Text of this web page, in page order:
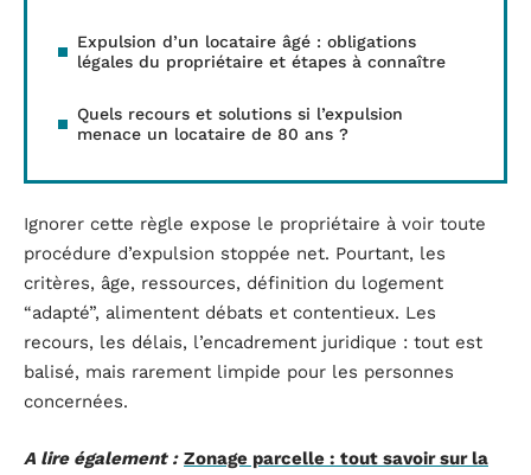
Expulsion d’un locataire âgé : obligations
légales du propriétaire et étapes à connaître
Quels recours et solutions si l’expulsion
menace un locataire de 80 ans ?
Ignorer cette règle expose le propriétaire à voir toute
procédure d’expulsion stoppée net. Pourtant, les
critères, âge, ressources, définition du logement
“adapté”, alimentent débats et contentieux. Les
recours, les délais, l’encadrement juridique : tout est
balisé, mais rarement limpide pour les personnes
concernées.
A lire également : Zonage parcelle : tout savoir sur la